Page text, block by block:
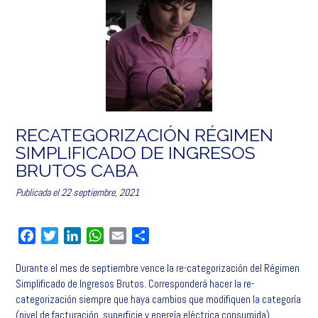
RECATEGORIZACIÓN RÉGIMEN
SIMPLIFICADO DE INGRESOS
BRUTOS CABA
Publicada el22 septiembre, 2021
c
e
b
t
t
n
k
e
W
a
t
s
a
i
l
m
p
a
Durante el mes de septiembre vence la re-categorización del Régimen
Simplificado de Ingresos Brutos. Corresponderá hacer la re-
categorización siempre que haya cambios que modifiquen la categoría
(nivel de facturación, superficie y energía eléctrica consumida)